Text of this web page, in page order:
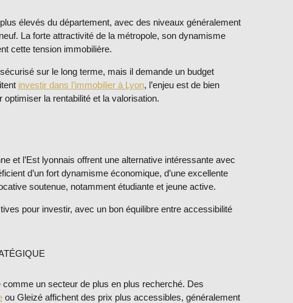
élevés du département, avec des niveaux généralement
La forte attractivité de la métropole, son dynamisme
cette tension immobilière.
sur le long terme, mais il demande un budget
investir dans l’immobilier à Lyon, l’enjeu est de bien
optimiser la rentabilité et la valorisation.
et l’Est lyonnais offrent une alternative intéressante avec
d’un fort dynamisme économique, d’une excellente
soutenue, notamment étudiante et jeune active.
pour investir, avec un bon équilibre entre accessibilité
comme un secteur de plus en plus recherché. Des
ou Gleizé affichent des prix plus accessibles, généralement